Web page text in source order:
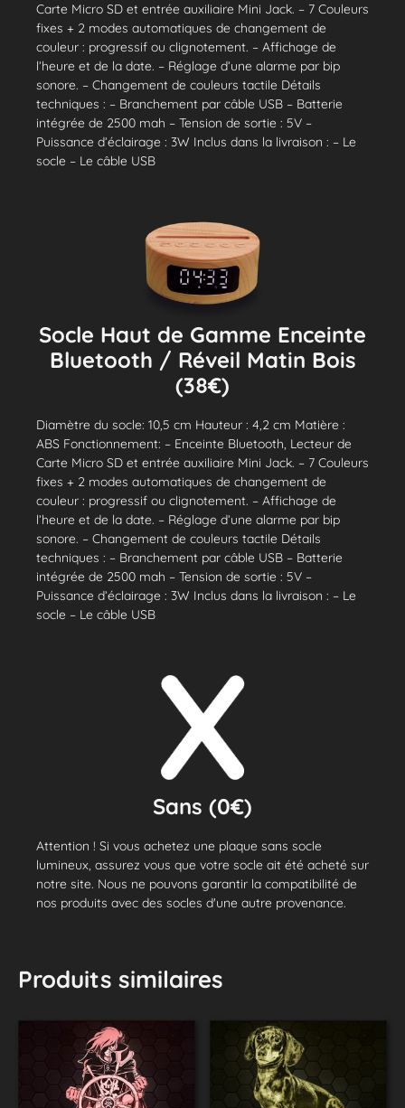
Carte Micro SD et entrée auxiliaire Mini Jack. – 7 Couleurs
fixes + 2 modes automatiques de changement de
couleur : progressif ou clignotement. – Affichage de
l’heure et de la date. – Réglage d’une alarme par bip
sonore. – Changement de couleurs tactile Détails
techniques : – Branchement par câble USB – Batterie
intégrée de 2500 mah – Tension de sortie : 5V –
Puissance d’éclairage : 3W Inclus dans la livraison : – Le
socle – Le câble USB
Socle Haut de Gamme Enceinte
Bluetooth / Réveil Matin Bois
(38€)
Diamètre du socle: 10,5 cm Hauteur : 4,2 cm Matière :
ABS Fonctionnement: – Enceinte Bluetooth, Lecteur de
Carte Micro SD et entrée auxiliaire Mini Jack. – 7 Couleurs
fixes + 2 modes automatiques de changement de
couleur : progressif ou clignotement. – Affichage de
l’heure et de la date. – Réglage d’une alarme par bip
sonore. – Changement de couleurs tactile Détails
techniques : – Branchement par câble USB – Batterie
intégrée de 2500 mah – Tension de sortie : 5V –
Puissance d’éclairage : 3W Inclus dans la livraison : – Le
socle – Le câble USB
Sans (0€)
Attention ! Si vous achetez une plaque sans socle
lumineux, assurez vous que votre socle ait été acheté sur
notre site. Nous ne pouvons garantir la compatibilité de
nos produits avec des socles d'une autre provenance.
Produits similaires